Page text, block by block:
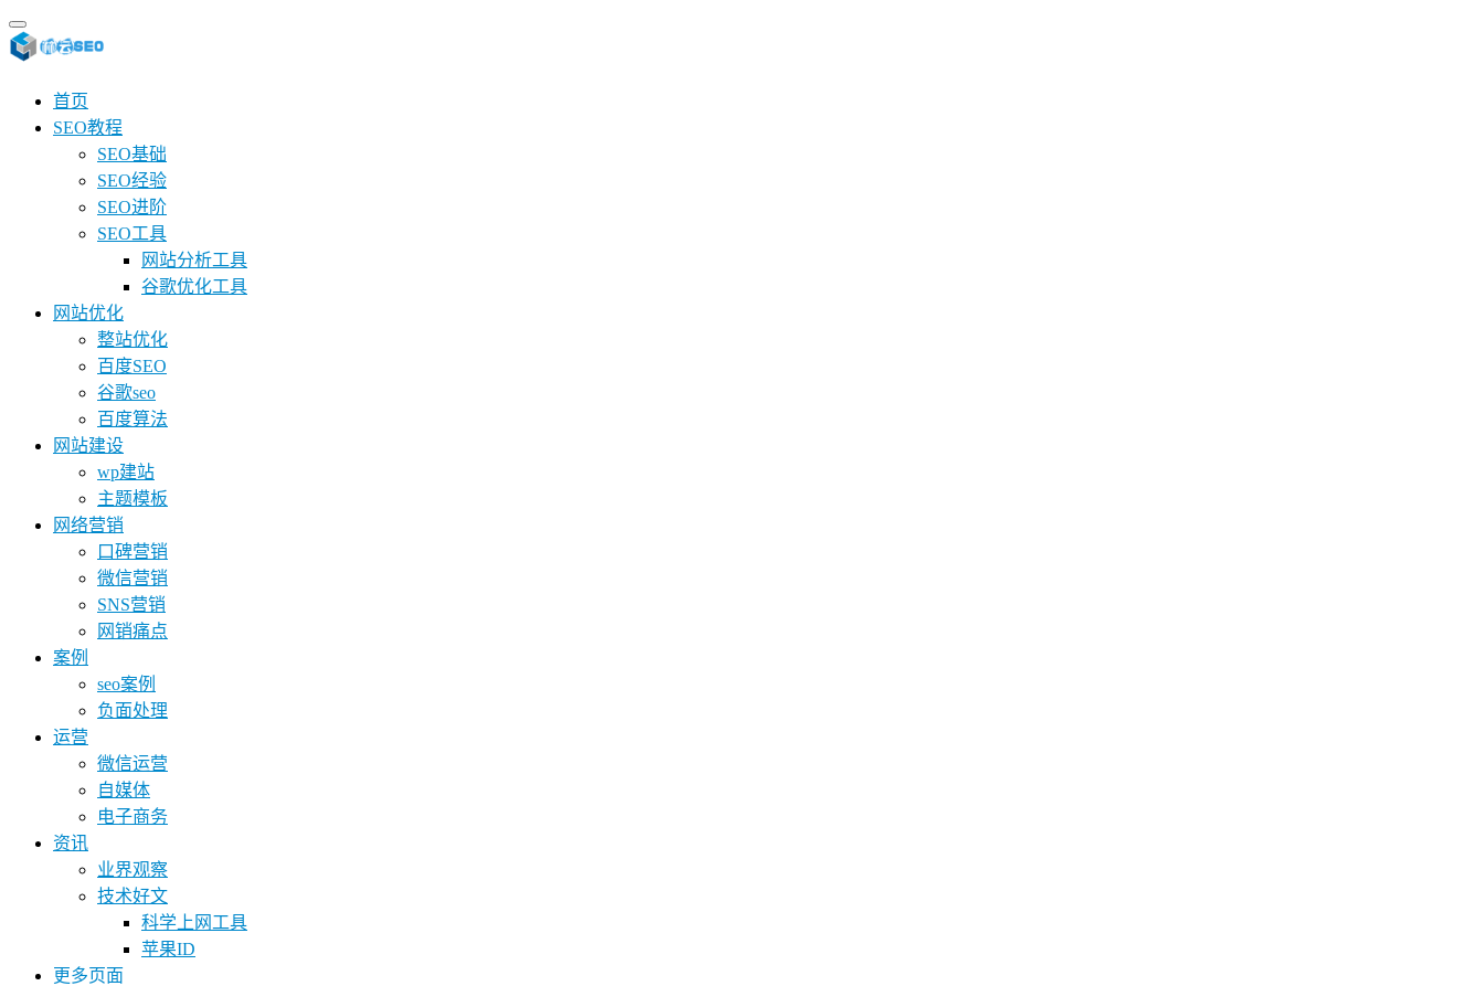
首页
SEO教程
SEO基础
SEO经验
SEO进阶
SEO工具
网站分析工具
谷歌优化工具
网站优化
整站优化
百度SEO
谷歌seo
百度算法
网站建设
wp建站
主题模板
网络营销
口碑营销
微信营销
SNS营销
网销痛点
案例
seo案例
负面处理
运营
微信运营
自媒体
电子商务
资讯
业界观察
技术好文
科学上网工具
苹果ID
更多页面